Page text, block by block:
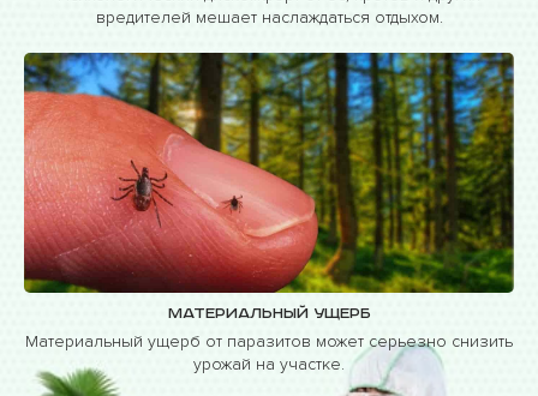
вредителей мешает наслаждаться отдыхом.
Материальный ущерб
Материальный ущерб от паразитов может серьезно снизить
урожай на участке.